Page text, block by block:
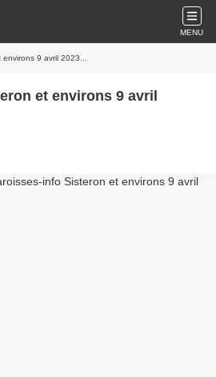
MENU
9 avril 2023...
et environs 9 avril